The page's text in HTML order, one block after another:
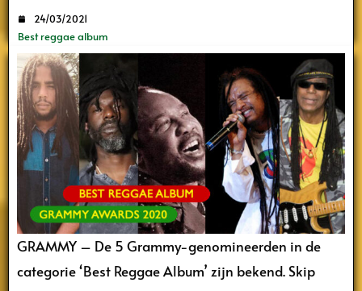
Best reggae album
24/03/2021
GRAMMY – De 5 Grammy-genomineerden in de
categorie ‘Best Reggae Album’ zijn bekend. Skip